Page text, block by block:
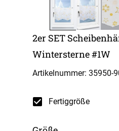
2er SET
Wintersterne #1W
Artikelnummer: 35950-
Fertiggröße